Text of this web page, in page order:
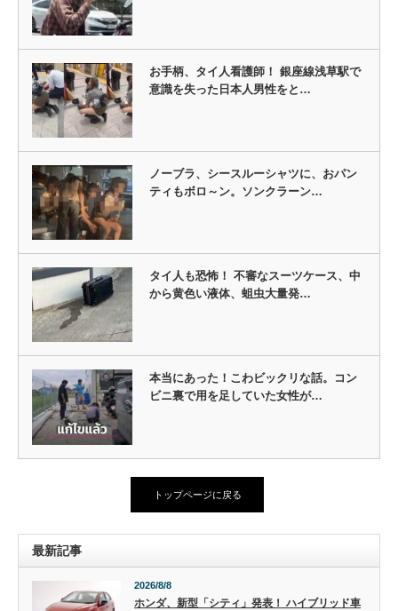
お手柄、タイ人看護師！ 銀座線浅草駅で
意識を失った日本人男性をと…
ノーブラ、シースルーシャツに、おパン
ティもボロ～ン。ソンクラーン…
タイ人も恐怖！ 不審なスーツケース、中
から黄色い液体、蛆虫大量発…
本当にあった！こわビックリな話。コン
ビニ裏で用を足していた女性が…
トップページに戻る
最新記事
2026/8/8
ホンダ、新型「シティ」発表！ ハイブリッド車